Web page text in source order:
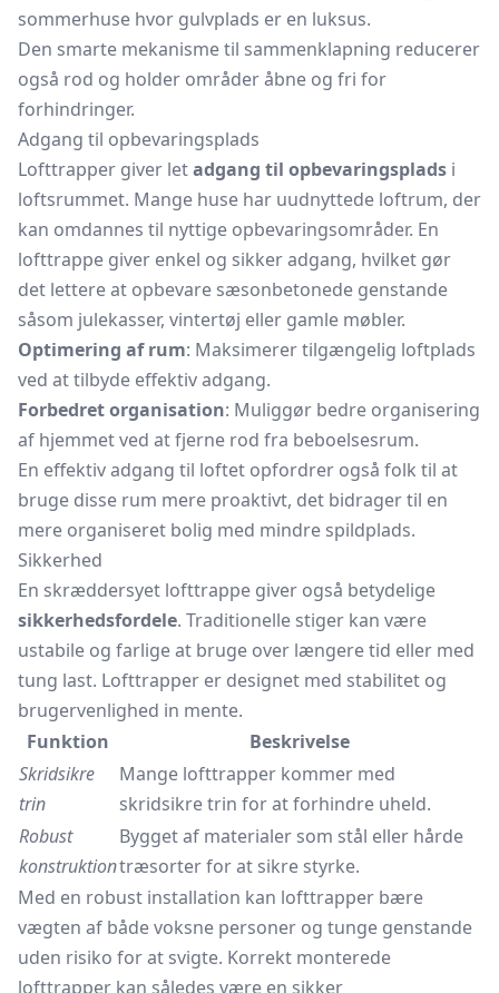
sommerhuse hvor gulvplads er en luksus.
Den smarte mekanisme til sammenklapning reducerer
også rod og holder områder åbne og fri for
forhindringer.
Adgang til opbevaringsplads
Lofttrapper giver letadgang til opbevaringsplads i
loftsrummet. Mange huse har uudnyttede loftrum, der
kan omdannes til nyttige opbevaringsområder. En
lofttrappe giver enkel og sikker adgang, hvilket gør
det lettere at opbevare sæsonbetonede genstande
såsom julekasser, vintertøj eller gamle møbler.
Optimering af rum: Maksimerer tilgængelig loftplads
ved at tilbyde effektiv adgang.
Forbedret organisation: Muliggør bedre organisering
af hjemmet ved at fjerne rod fra beboelsesrum.
En effektiv adgang til loftet opfordrer også folk til at
bruge disse rum mere proaktivt, det bidrager til en
mere organiseret bolig med mindre spildplads.
Sikkerhed
En skræddersyet lofttrappe giver også betydelige
sikkerhedsfordele. Traditionelle stiger kan være
ustabile og farlige at bruge over længere tid eller med
tung last. Lofttrapper er designet med stabilitet og
brugervenlighed in mente.
Funktion
Beskrivelse
Skridsikre
trin
Mange lofttrapper kommer med
skridsikre trin for at forhindre uheld.
Robust
konstruktion
Bygget af materialer som stål eller hårde
træsorter for at sikre styrke.
Med en robust installation kan lofttrapper bære
vægten af både voksne personer og tunge genstande
uden risiko for at svigte. Korrekt monterede
lofttrapper kan således være en sikker